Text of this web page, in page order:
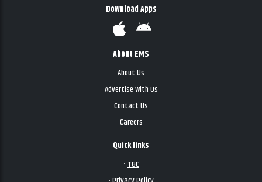
Download Apps
About EMS
About Us
Advertise With Us
Contact Us
Careers
Quick links
•T&C